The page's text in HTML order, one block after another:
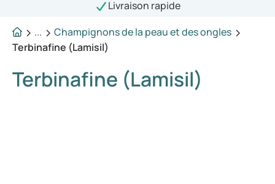
Livraison rapide
...
Champignons de la peau et des ongles
Terbinafine (Lamisil)
Terbinafine (Lamisil)